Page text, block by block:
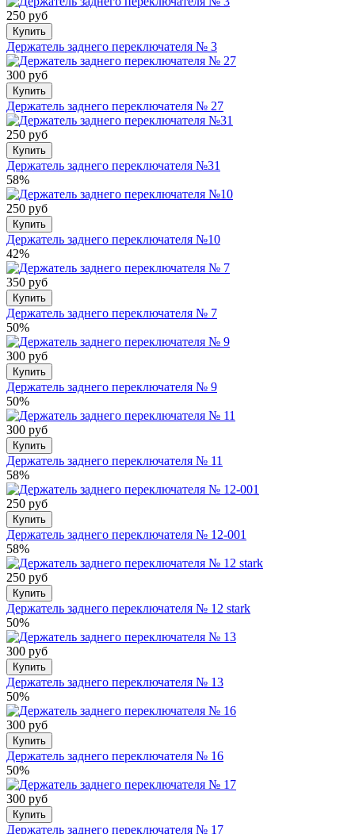
250 руб
Купить
Держатель заднего переключателя № 3
300 руб
Купить
Держатель заднего переключателя № 27
250 руб
Купить
Держатель заднего переключателя №31
58%
250 руб
Купить
Держатель заднего переключателя №10
42%
350 руб
Купить
Держатель заднего переключателя № 7
50%
300 руб
Купить
Держатель заднего переключателя № 9
50%
300 руб
Купить
Держатель заднего переключателя № 11
58%
250 руб
Купить
Держатель заднего переключателя № 12-001
58%
250 руб
Купить
Держатель заднего переключателя № 12 stark
50%
300 руб
Купить
Держатель заднего переключателя № 13
50%
300 руб
Купить
Держатель заднего переключателя № 16
50%
300 руб
Купить
Держатель заднего переключателя № 17